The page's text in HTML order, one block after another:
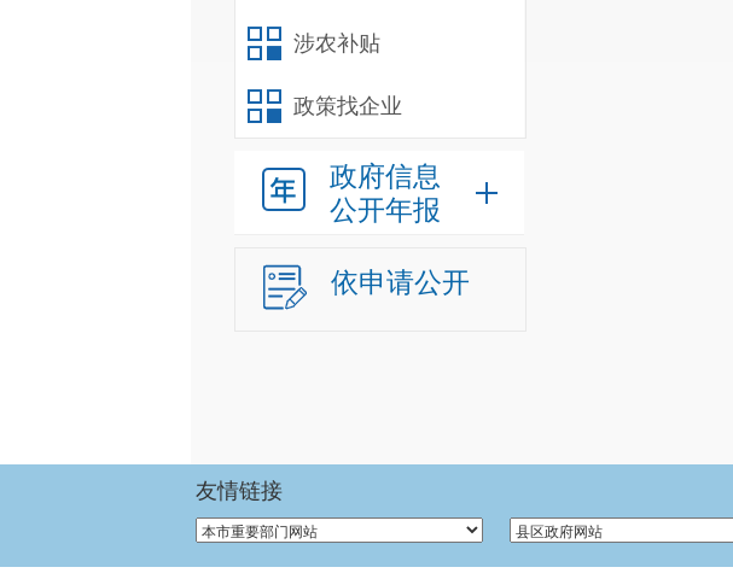
涉农补贴
政策找企业
政府信息
公开年报
依申请公开
友情链接